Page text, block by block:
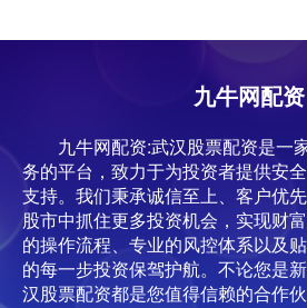
九牛网配资
九牛网配资:武汉股票配资是一
务的平台，致力于为投资者提供安
支持。我们秉承诚信至上、客户优
股市中抓住更多投资机会，实现财
的操作流程、专业的风控体系以及
的每一步投资保驾护航。不论您是
汉股票配资都是您值得信赖的合作伙